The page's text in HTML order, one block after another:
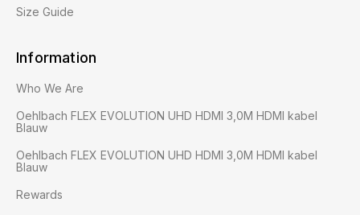
Size Guide
Information
Who We Are
Oehlbach FLEX EVOLUTION UHD HDMI 3,0M HDMI kabel
Blauw
Oehlbach FLEX EVOLUTION UHD HDMI 3,0M HDMI kabel
Blauw
Rewards